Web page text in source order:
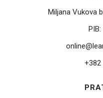
Miljana Vukova
PIB:
+382